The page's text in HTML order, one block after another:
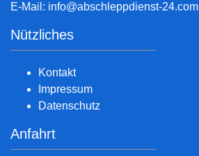
E-Mail: info@abschleppdienst-24.com
Nützliches
Kontakt
Impressum
Datenschutz
Anfahrt